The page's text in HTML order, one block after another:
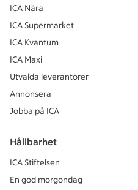
ICA Nära
ICA Supermarket
ICA Kvantum
ICA Maxi
Utvalda leverantörer
Annonsera
Jobba på ICA
Hållbarhet
ICA Stiftelsen
En god morgondag